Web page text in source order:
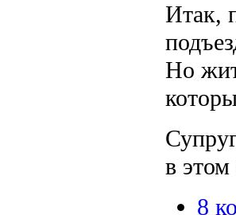
Итак,
Но
в этом
8